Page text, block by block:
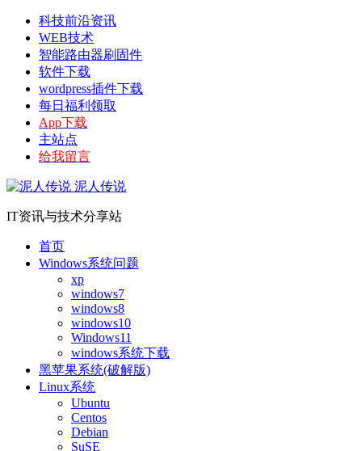
科技前沿资讯
WEB技术
智能路由器刷固件
软件下载
wordpress插件下载
每日福利领取
App下载
主站点
给我留言
泥人传说
IT资讯与技术分享站
首页
Windows系统问题
xp
windows7
windows8
windows10
Windows11
windows系统下载
黑苹果系统(破解版)
Linux系统
Ubuntu
Centos
Debian
SuSE